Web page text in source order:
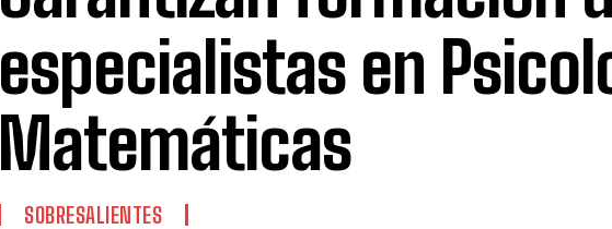
especialistas en
Matemáticas
SOBRESALIENTES